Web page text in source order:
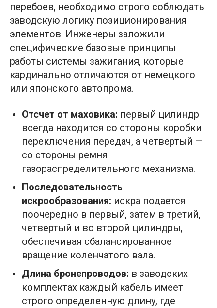
перебоев, необходимо строго соблюдать
заводскую логику позиционирования
элементов. Инженеры заложили
специфические базовые принципы
работы системы зажигания, которые
кардинально отличаются от немецкого
или японского автопрома.
Отсчет от маховика: первый цилиндр
всегда находится со стороны коробки
переключения передач, а четвертый —
со стороны ремня
газораспределительного механизма.
Последовательность
искрообразования: искра подается
поочередно в первый, затем в третий,
четвертый и во второй цилиндры,
обеспечивая сбалансированное
вращение коленчатого вала.
Длина бронепроводов: в заводских
комплектах каждый кабель имеет
строго определенную длину, где